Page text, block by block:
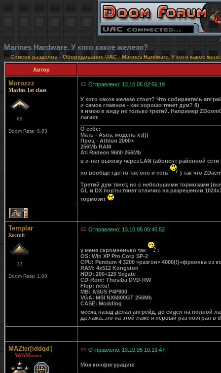
Marines Hardware. У кого какое железо?
Список разделов- Оборудование UAC-Marines Hardware. У кого какое
Автор
Morozzz
Marine 1st class
69
Doom Rate: 8.63
Отправлено: 13.10.05 02:56:19
У кого какое железо стоит? Что собираетесь
и самое главное - как хорошо тянет дум? 8)
я имею в виду не только третий. Например
лагает.
О себе:
Мать - Asus, модель хз)))
Проц - Athlon 2000+
256Mb RAM
Ati Radeon 9600 256Mb
в и-нет выхожу через LAN (абонент районной
но вообще где-то так оно и есть
) так что
Третий дум тянет, но с небольшими тормозами
GL и DX порты тянет отлично на разрешении
тормозит
1
Templar
Recruit
13
Doom Rate: 1.00
Отправлено: 13.10.05 05:45:52
у меня скромненько так
:
OS: Win XP Pro Corp SP-2
CPU: Pentium 4 3200 >разгон> 4000(!)+фреонка из
RAM: 4х512 Kongston
HDD: 200+120 Segate
CD-Rom: Thosiba DVD-RW
Flop: netu!
MB: ASUS P4P800
VGA: MSI NX6800GT 256Mb
CASE: Modding
месяц назад делал апгрейд, до сидел на полной
да лажа...но на этой лаже я первый раз поиграл в
MAZter[iddqd]
-= WebMaster =-
Отправлено: 13.10.05 10:19:47
Моя конфигурация: